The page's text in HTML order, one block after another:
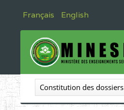
Français English
Constitution des dossiers